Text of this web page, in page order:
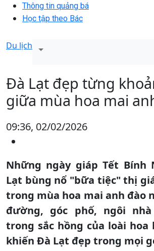
Thông tin quảng bá
Học tập theo Bác
Du lịch
Đà Lạt đẹp từng
giữa mùa hoa mai
09:36, 02/02/2026
Những ngày giáp Tết Bính
Lạt bùng nổ "bữa tiệc" thị
trong mùa hoa mai anh đào
đường, góc phố, ngôi
trong sắc hồng của loài hoa
khiến Đà Lạt đẹp trong mọi